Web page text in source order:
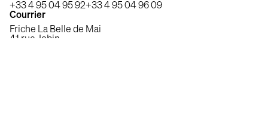
+33 4 95 04 95 92+33 4 95 04 96 09
Courrier
Friche La Belle de Mai
41 rue Jobin